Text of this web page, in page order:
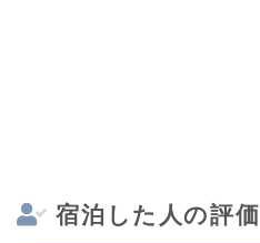
宿泊した人の評価